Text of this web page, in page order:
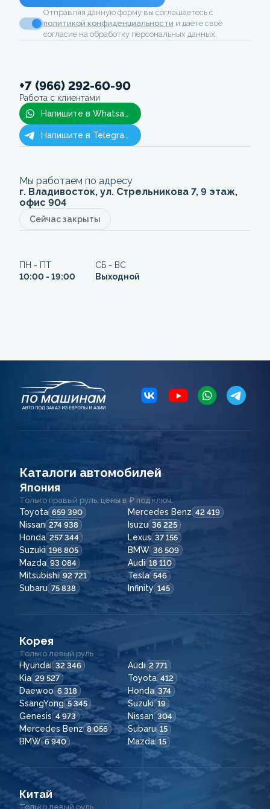
Отправляя данную форму вы соглашаетесь с
политикой конфиденциальности и даёте своё
согласие на обработку персональных данных.
+7 (966) 292-60-90
Работа с клиентами
Напишите в Whatsapp
Напишите в Telegram
Мы работаем по адресу
г. Владивосток, ул. Стрельникова 7, 9 этаж,
офис 904
Сейчас закрыты
ПН - ПТ
10:00 - 19:00
СБ - ВС
Выходной
Каталоги автомобилей
Япония
Только правый руль, цены в ₽ под ключ.
Toyota 659 390 Mercedes Benz 42 419
Nissan 274 938 Isuzu 36 225
Honda 257 344 Lexus 37 155
Suzuki 196 805 BMW 36 509
Mazda 93 084 Audi 18 110
Mitsubishi 92 721 Tesla 546
Subaru 75 838 Infinity 145
Корея
Только левый руль
Hyundai 32 346 Audi 2 771
Kia 29 527 Toyota 412
Daewoo 6 318 Honda 374
SsangYong 5 345 Suzuki 19
Genesis 4 973 Nissan 304
Mercedes Benz 8 056 Subaru 15
BMW 6 940 Mazda 15
Китай
Только левый руль